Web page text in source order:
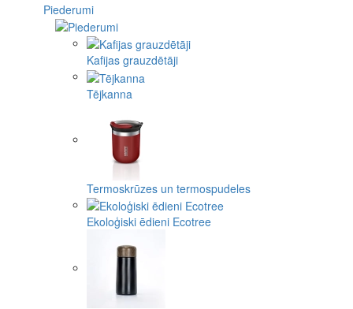
Piederumi
Kafijas grauzdētāji
Tējkanna
Termoskrūzes un termospudeles
Ekoloģiski ēdieni Ecotree